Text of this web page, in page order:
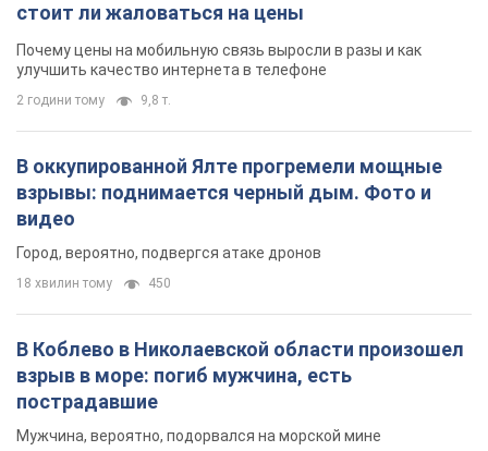
стоит ли жаловаться на цены
Почему цены на мобильную связь выросли в разы и как
улучшить качество интернета в телефоне
2 години тому 9,8 т.
В оккупированной Ялте прогремели мощные
взрывы: поднимается черный дым. Фото и
видео
Город, вероятно, подвергся атаке дронов
18 хвилин тому 450
В Коблево в Николаевской области произошел
взрыв в море: погиб мужчина, есть
пострадавшие
Мужчина, вероятно, подорвался на морской мине